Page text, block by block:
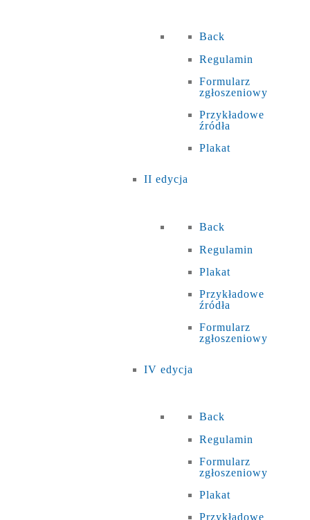
Back
Regulamin
Formularz
zgłoszeniowy
Przykładowe
źródła
Plakat
II edycja
Back
Regulamin
Plakat
Przykładowe
źródła
Formularz
zgłoszeniowy
IV edycja
Back
Regulamin
Formularz
zgłoszeniowy
Plakat
Przykładowe